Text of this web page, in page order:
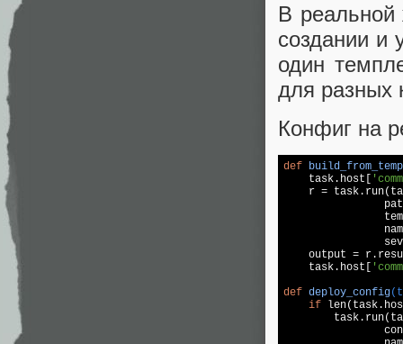
В реальной
создании и
один
для разных
Конфиг на
def
task.host[
r =
output =
task.host[
def deploy_config
if